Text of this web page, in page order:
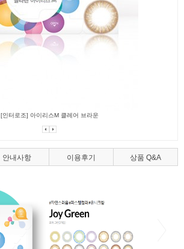
[인터로조] 아이리스M 클레어 브라운
안내사항 이용후기 상품 Q&A